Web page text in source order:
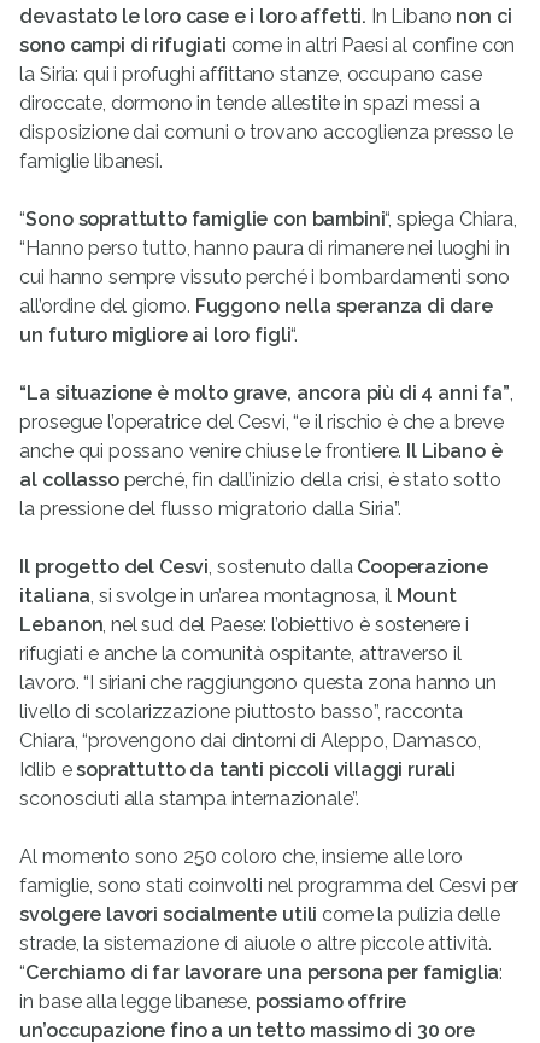
devastato le loro case e i loro affetti. In Libano non ci
sono campi di rifugiati come in altri Paesi al confine con
la Siria: qui i profughi affittano stanze, occupano case
diroccate, dormono in tende allestite in spazi messi a
disposizione dai comuni o trovano accoglienza presso le
famiglie libanesi.
“Sono soprattutto famiglie con bambini“, spiega Chiara,
“Hanno perso tutto, hanno paura di rimanere nei luoghi in
cui hanno sempre vissuto perché i bombardamenti sono
all’ordine del giorno. Fuggono nella speranza di dare
un futuro migliore ai loro figli“.
“La situazione è molto grave, ancora più di 4 anni fa”,
prosegue l’operatrice del Cesvi, “e il rischio è che a breve
anche qui possano venire chiuse le frontiere. Il Libano è
al collassoperché, fin dall’inizio della crisi, è stato sotto
la pressione del flusso migratorio dalla Siria”.
Il progetto del Cesvi, sostenuto dalla Cooperazione
italiana, si svolge in un’area montagnosa, il Mount
Lebanon, nel sud del Paese: l’obiettivo è sostenere i
rifugiati e anche la comunità ospitante, attraverso il
lavoro. “I siriani che raggiungono questa zona hanno un
livello di scolarizzazione piuttosto basso”, racconta
Chiara, “provengono dai dintorni di Aleppo, Damasco,
Idlib esoprattutto da tanti piccoli villaggi rurali
sconosciuti alla stampa internazionale”.
Al momento sono 250 coloro che, insieme alle loro
famiglie, sono stati coinvolti nel programma del Cesvi per
svolgere lavori socialmente utili come la pulizia delle
strade, la sistemazione di aiuole o altre piccole attività.
“Cerchiamo di far lavorare una persona per famiglia:
in base alla legge libanese, possiamo offrire
un’occupazione fino a un tetto massimo di 30 ore